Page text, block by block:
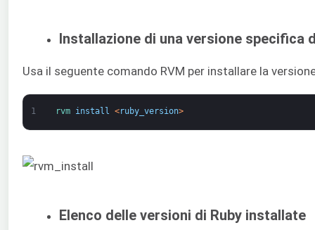
Installazione di una versione specifica
Usa il seguente comando RVM per installare la
1 rvm install <ruby_version>
Elenco delle versioni di Ruby installate